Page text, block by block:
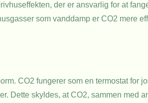
der er ansvarlig for at
som vanddamp er CO2 mere
CO2 fungerer som en termostat for
Dette skyldes, at CO2, sammen med